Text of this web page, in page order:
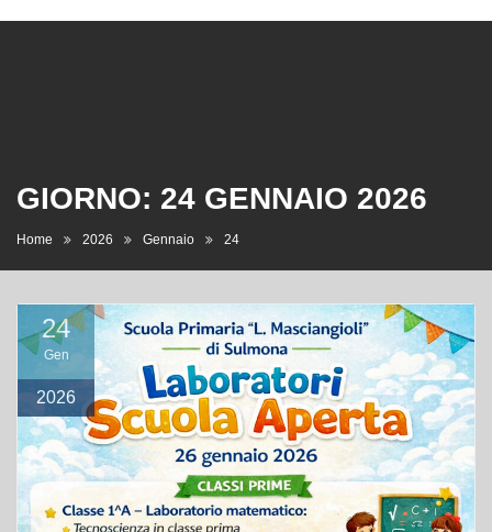
GIORNO: 24 GENNAIO 2026
Home 2026 Gennaio 24
24
Gen
2026